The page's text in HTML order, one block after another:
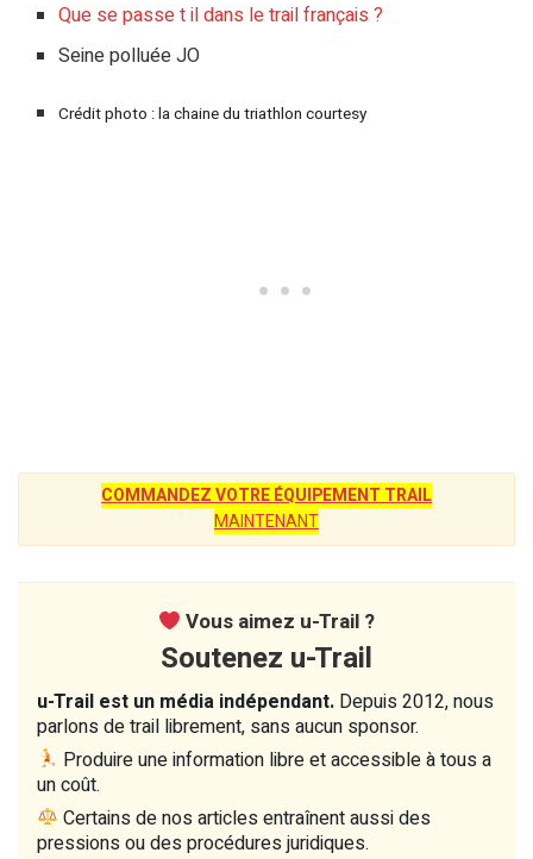
Que se passe t il dans le trail français ?
Seine polluée JO
Crédit photo : la chaine du triathlon courtesy
COMMANDEZ VOTRE ÉQUIPEMENT TRAIL
MAINTENANT
Vous aimez u-Trail ?
Soutenez u-Trail
u-Trail est un média indépendant. Depuis 2012, nous
parlons de trail librement, sans aucun sponsor.
Produire une information libre et accessible à tous a
un coût.
Certains de nos articles entraînent aussi des
pressions ou des procédures juridiques.